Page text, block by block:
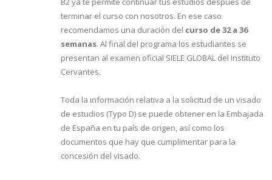
terminar el curso con nosotros. En ese caso
recomendamos una duración del curso de 32 a 36
semanas. Al final del programa los estudiantes se
presentan al examen oficial SIELE GLOBAL del Instituto
Cervantes.
Toda la información relativa a la solicitud de un visado
de estudios (Typo D) se puede obtener en la Embajada
de España en tu país de origen, así como los
documentos que hay que cumplimentar para la
concesión del visado.